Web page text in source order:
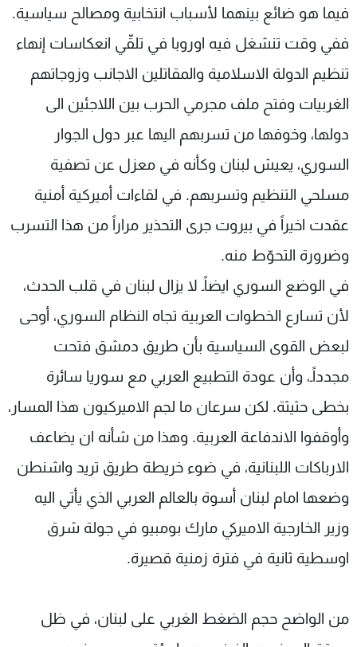
فيما هو ضائع بينهما لأسباب انتخابية ومصالح سياسية.
ففي وقت تنشغل فيه اوروبا في تلقّي انعكاسات إنهاء
تنظيم الدولة الاسلامية والمقاتلين الاجانب وزوجاتهم
الغربيات وفتح ملف مجرمي الحرب بين اللاجئين الى
دولها، وخوفها من تسربهم اليها عبر دول الجوار
السوري، يعيش لبنان وكأنه في معزل عن تصفية
مسلحي التنظيم وتسربهم. في لقاءات أميركية أمنية
عقدت اخيراً في بيروت جرى التحذير مراراً من هذا التسرب
وضرورة التحوّط منه.
في الوضع السوري ايضاًـ لا يزال لبنان في قلب الحدث،
لأن تسارع الخطوات العربية تجاه النظام السوري، أوحى
لبعض القوى السياسية بأن طريق دمشق فتحت
مجدداًـ، وأن عودة التطبيع العربي مع سوريا سائرة
بخطى حثيثة. لكن سرعان ما لجم الاميركيون هذا المسار،
وأوقفوا الاندفاعة العربية. وهذا من شأنه ان يضاعف
الارباكات اللبنانية، في ضوء خريطة طريق تريد واشنطن
وضعها امام لبنان أسوة بالعالم العربي الذي يأتي اليه
وزير الخارجية الاميركي مارك بومبيو في جولة شرق
اوسطية ثانية في فترة زمنية قصيرة.
من الواضح حجم الضغط الغربي على لبنان، في ظل